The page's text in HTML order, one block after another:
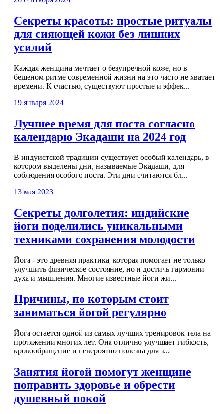
Секреты красоты: простые ритуалы
для сияющей кожи без лишних
усилий
Каждая женщина мечтает о безупречной коже, но в
бешеном ритме современной жизни на это часто не хватает
времени. К счастью, существуют простые и эффек...
19 января 2024
Лучшее время для поста согласно
календарю Экадаши на 2024 год
В индуистской традиции существует особый календарь, в
котором выделены дни, называемые Экадаши, для
соблюдения особого поста. Эти дни считаются бл...
13 мая 2023
Секреты долголетия: индийские
йоги поделились уникальными
техниками сохранения молодости
Йога - это древняя практика, которая помогает не только
улучшить физическое состояние, но и достичь гармонии
духа и мышления. Многие известные йоги жи...
Причины, по которым стоит
заниматься йогой регулярно
Йога остается одной из самых лучших тренировок тела на
протяжении многих лет. Она отлично улучшает гибкость,
кровообращение и невероятно полезна для з...
Занятия йогой помогут женщине
поправить здоровье и обрести
душевный покой